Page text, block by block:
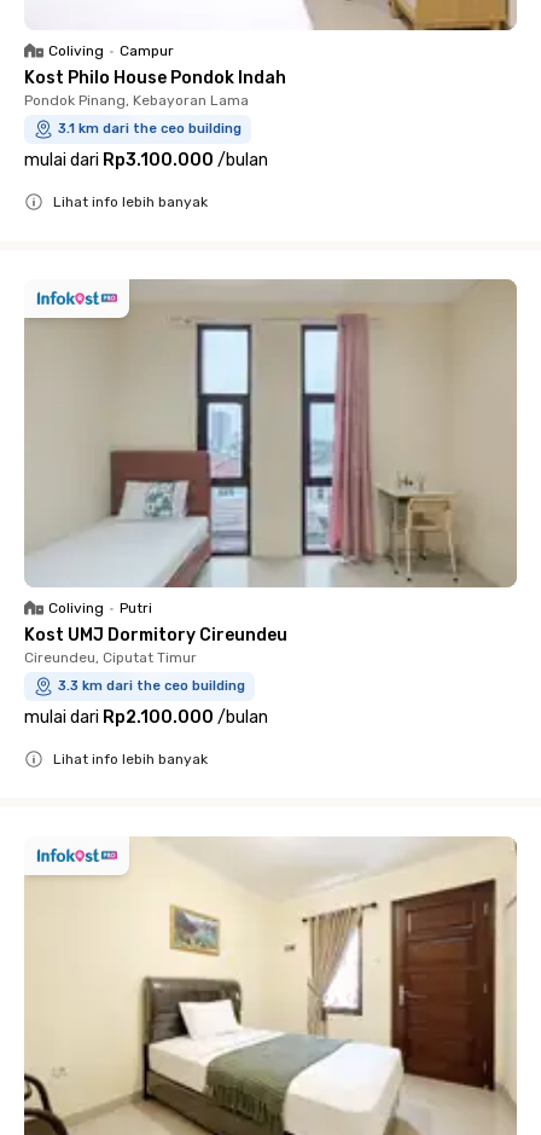
Coliving • Campur
Kost Philo House Pondok Indah
Pondok Pinang, Kebayoran Lama
3.1 km dari the ceo building
mulai dari Rp3.100.000 /bulan
Lihat info lebih banyak
Coliving • Putri
Kost UMJ Dormitory Cireundeu
Cireundeu, Ciputat Timur
3.3 km dari the ceo building
mulai dari Rp2.100.000 /bulan
Lihat info lebih banyak